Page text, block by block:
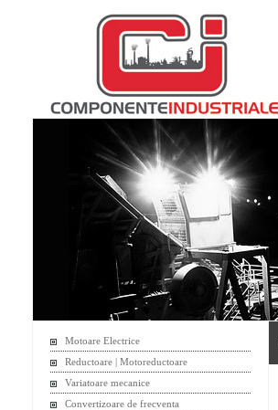
Motoare Electrice
Reductoare | Motoreductoare
Variatoare mecanice
Convertizoare de frecventa